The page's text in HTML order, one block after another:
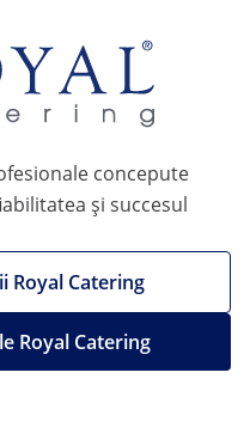
concepute
și succesul
Royal Catering
Royal Catering